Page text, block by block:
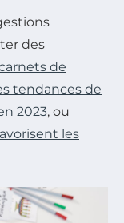
des
de
tendances de
2023, ou
les